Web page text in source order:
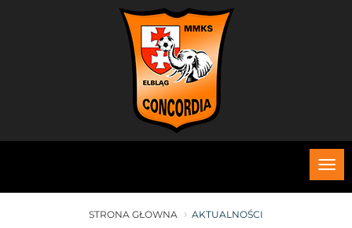
STRONA GŁOWNA AKTUALNOŚCI